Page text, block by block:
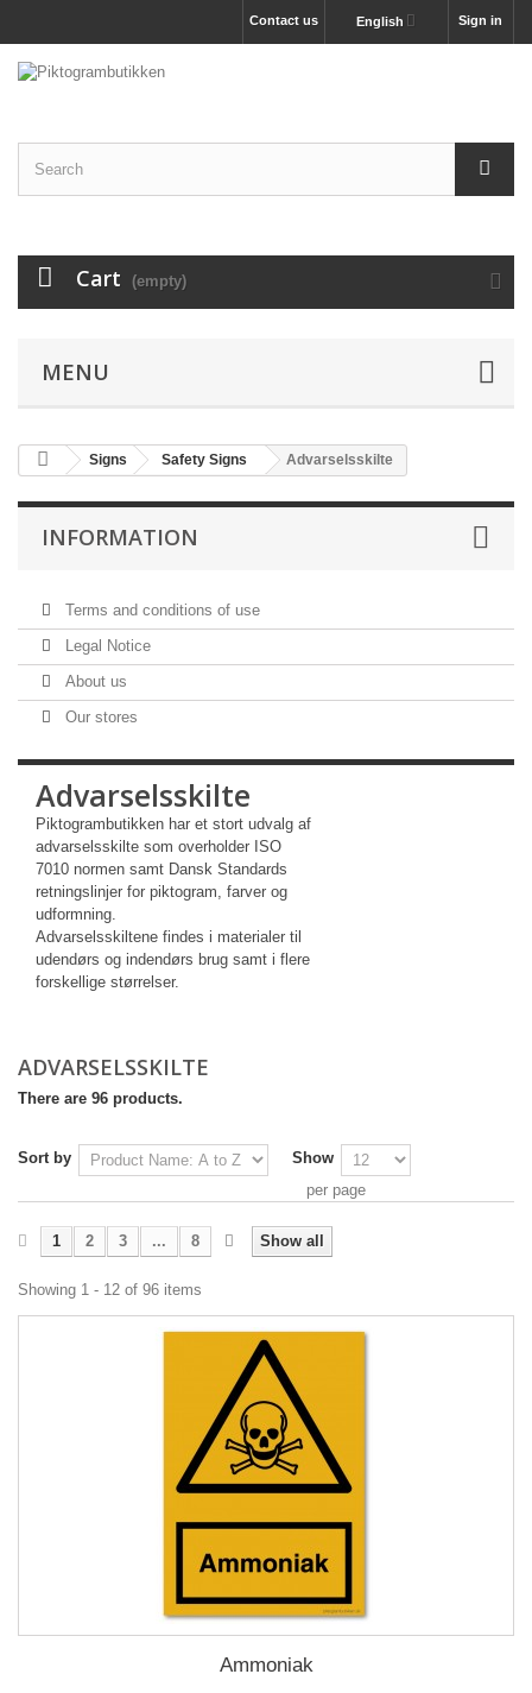
Sign in
English
Contact us
Cart (empty)
MENU
Signs Safety Signs Advarselsskilte
INFORMATION
Terms and conditions of use
Legal Notice
About us
Our stores
Advarselsskilte
Piktogrambutikken har et stort udvalg af
advarselsskilte som overholder ISO
7010 normen samt Dansk Standards
retningslinjer for piktogram, farver og
udformning.
Advarselsskiltene findes i materialer til
udendørs og indendørs brug samt i flere
forskellige størrelser.
ADVARSELSSKILTE
There are 96 products.
Sort by
Show
per page
Show all
1 2 3 ... 8
Showing 1 - 12 of 96 items
Ammoniak